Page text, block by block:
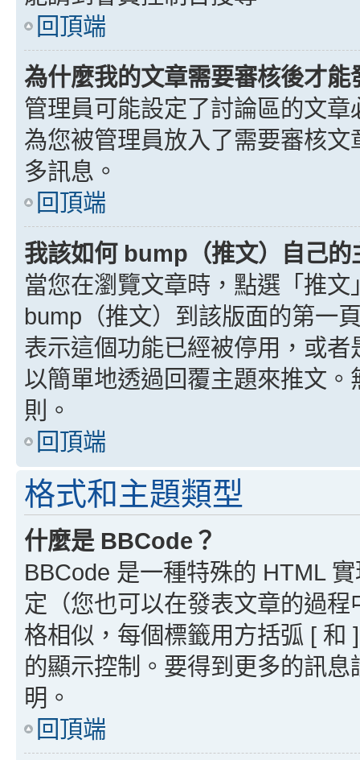
回頂端
為什麼我的文章需要審核後才能
管理員可能設定了討論區的文
為您被管理員放入了需要審核
多訊息。
回頂端
我該如何 bump（推文）自己的
當您在瀏覽文章時，點選「推
bump（推文）到該版面的第一
表示這個功能已經被停用，或
以簡單地透過回覆主題來推文
則。
回頂端
格式和主題類型
什麼是 BBCode？
BBCode 是一種特殊的 HTML
定（您也可以在發表文章的過
格相似，每個標籤用方括弧 [ 和
的顯示控制。要得到更多的訊
明。
回頂端